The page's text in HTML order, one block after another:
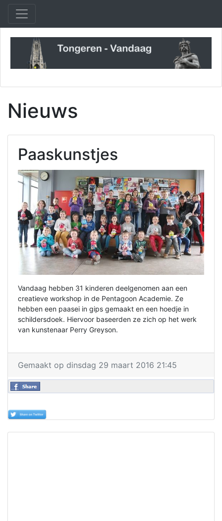
Nieuws
Paaskunstjes
Vandaag hebben 31 kinderen deelgenomen aan een
creatieve workshop in de Pentagoon Academie. Ze
hebben een paasei in gips gemaakt en een hoedje in
schildersdoek. Hiervoor baseerden ze zich op het werk
van kunstenaar Perry Greyson.
Gemaakt op dinsdag 29 maart 2016 21:45